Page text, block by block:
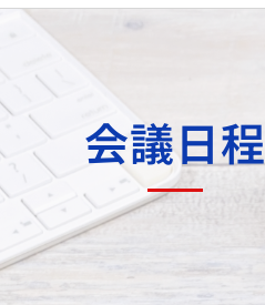
会議日程